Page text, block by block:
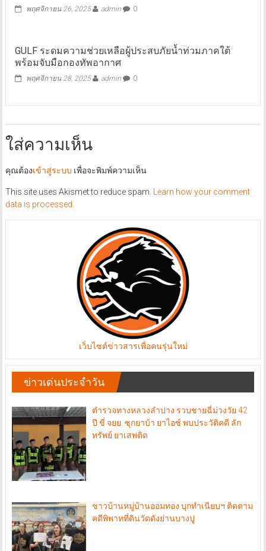
พฤศจิกายน 26, 2025 admin 0
GULF ระดมความช่วยเหลือผู้ประสบภัยน้ำท่วมภาคใต้
พร้อมจับมือกองทัพอากาศ
พฤศจิกายน 28, 2025 admin 0
ใส่ความเห็น
คุณต้องเข้าสู่ระบบ เพื่อจะพิมพ์ความเห็น
This site uses Akismet to reduce spam.
Learn how your comment
data is processed.
เว็บไซต์ข่าวสารเพื่อคนรุ่นใหม่
ข่าวเด่นประจำวัน
ตำรวจทางหลวงลำปาง รวบชายฉี่ม่วงวัย 42
ปี ขี่ จยย. ซุกยาบ้า ยาไอซ์ พบประวัติคดี ลัก
ทรัพย์ ยาเสพติด
ชาวบ้านหมู่บ้านออมทอง บุกทำเนียบฯ ติดตาม
คดีพิพาทที่ดินวัดดังย่านบางปู